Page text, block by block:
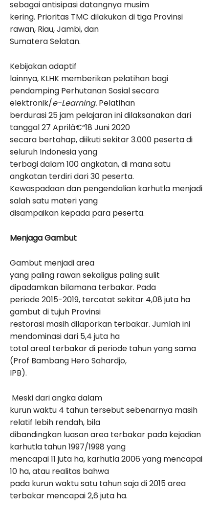
sebagai antisipasi datangnya musim
kering. Prioritas TMC dilakukan di tiga Provinsi
rawan, Riau, Jambi, dan
Sumatera Selatan.
Kebijakan adaptif
lainnya, KLHK memberikan pelatihan bagi
pendamping Perhutanan Sosial secara
elektronik/e-Learning. Pelatihan
berdurasi 25 jam pelajaran ini dilaksanakan dari
tanggal 27 Aprilâ€“18 Juni 2020
secara bertahap, diikuti sekitar 3.000 peserta di
seluruh Indonesia yang
terbagi dalam 100 angkatan, di mana satu
angkatan terdiri dari 30 peserta.
Kewaspadaan dan pengendalian karhutla menjadi
salah satu materi yang
disampaikan kepada para peserta.
Menjaga Gambut
Gambut menjadi area
yang paling rawan sekaligus paling sulit
dipadamkan bilamana terbakar. Pada
periode 2015-2019, tercatat sekitar 4,08 juta ha
gambut di tujuh Provinsi
restorasi masih dilaporkan terbakar. Jumlah ini
mendominasi dari 5,4 juta ha
total areal terbakar di periode tahun yang sama
(Prof Bambang Hero Sahardjo,
IPB).
Meski dari angka dalam
kurun waktu 4 tahun tersebut sebenarnya masih
relatif lebih rendah, bila
dibandingkan luasan area terbakar pada kejadian
karhutla tahun 1997/1998 yang
mencapai 11 juta ha, karhutla 2006 yang mencapai
10 ha, atau realitas bahwa
pada kurun waktu satu tahun saja di 2015 area
terbakar mencapai 2,6 juta ha.